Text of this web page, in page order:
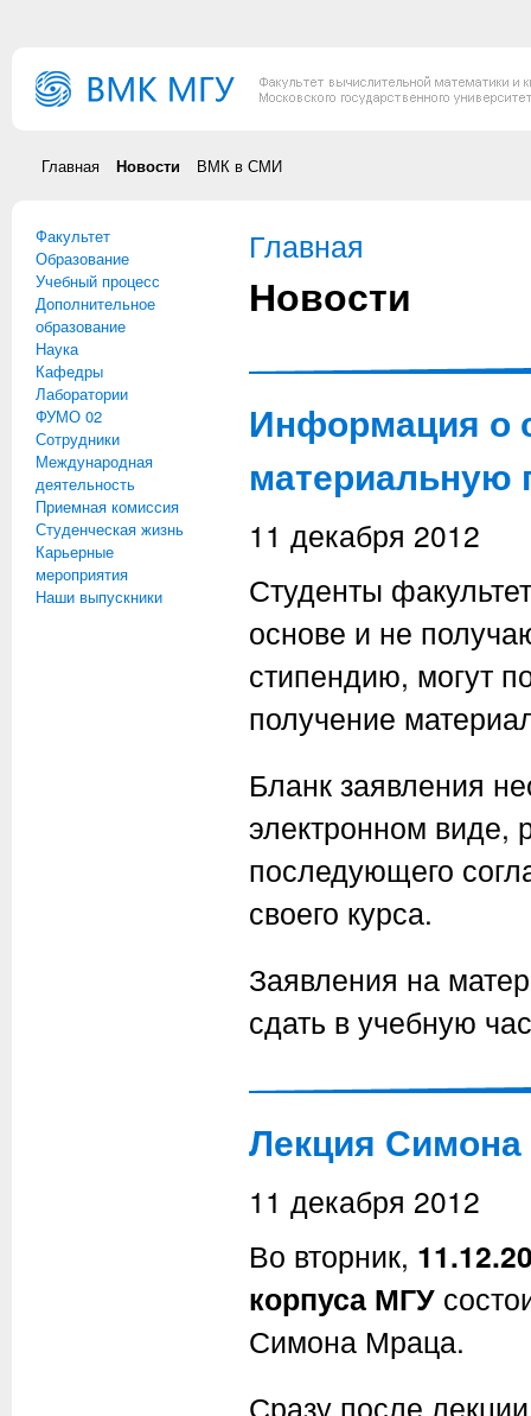
Главная Новости ВМК в СМИ
Факультет
Образование
Учебный процесс
Дополнительное
образование
Наука
Кафедры
Лаборатории
ФУМО 02
Сотрудники
Международная
деятельность
Приемная комиссия
Студенческая жизнь
Карьерные
мероприятия
Наши выпускники
Вы здесь
Главная
Новости
Информация о
материальную
11 декабря 2012
Студенты
основе и не
стипендию, могут
получение
Бланк заявления
электронном виде,
последующего
своего курса.
Заявления на
сдать в учебную
Лекция Симона
11 декабря 2012
Во вторник,
корпуса МГУ
Симона Мраца.
Сразу после